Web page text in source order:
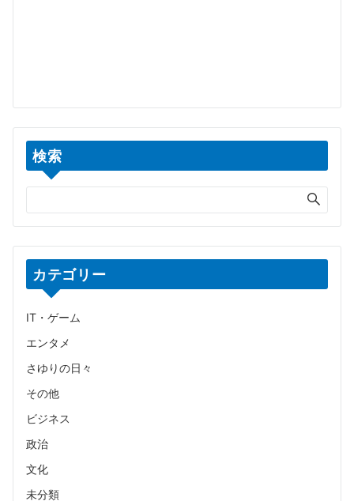
検索
カテゴリー
IT・ゲーム
エンタメ
さゆりの日々
その他
ビジネス
政治
文化
未分類